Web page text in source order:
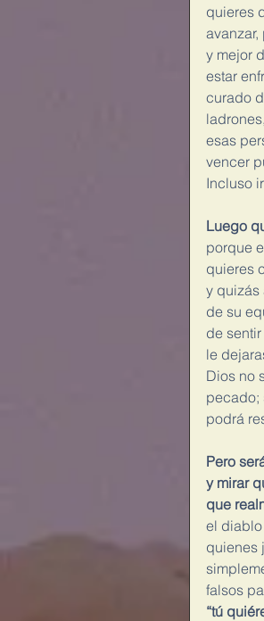
quieres
y mejor
estar
curado
esas
vencer
Incluso
Luego
porque
quieres
y quizás
de su
de
le
Dios no
pecado;
podrá
Pero
y mirar
que
el diablo
quienes
falsos
“tú